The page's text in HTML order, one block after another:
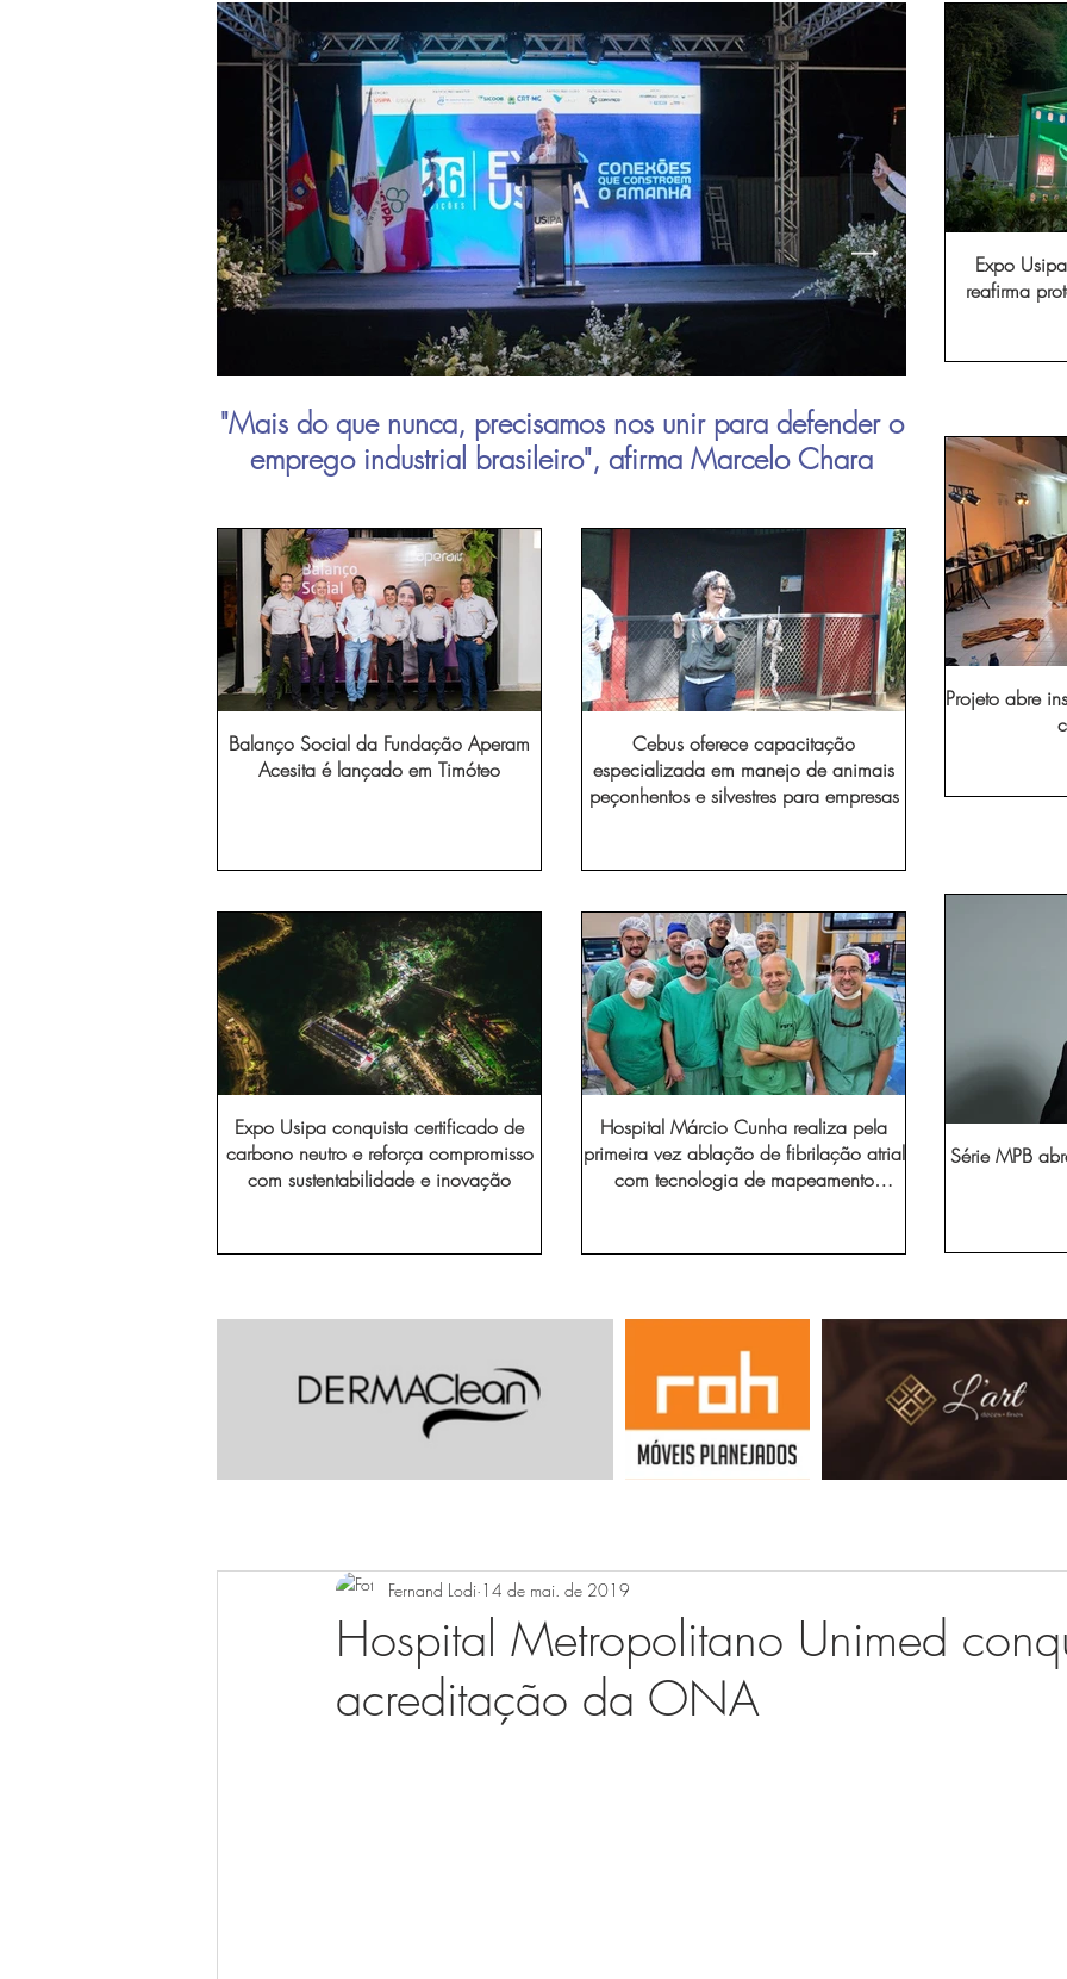
"Mais do que nunca, precisamos nos unir para defender o
emprego industrial brasileiro", afirma Marcelo Chara
viagens
Balanço Social da Fundação Aperam
Acesita é lançado em Timóteo
Cebus oferece capacitação
especializada em manejo de animais
peçonhentos e silvestres para empresas
Expo
reafirma
Projeto abre
Expo Usipa conquista certificado de
carbono neutro e reforça compromisso
com sustentabilidade e inovação
Hospital Márcio Cunha realiza pela
primeira vez ablação de fibrilação atrial
com tecnologia de mapeamento
Série MPB
Hospital Metropolitano Unimed
acreditação da ONA
Fernand Lodi 14 de mai. de 2019